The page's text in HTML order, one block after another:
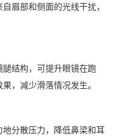
眉部和侧面的光线干扰，
结构，可提升眼镜在跑
，减少滑落情况发生。
分散压力，降低鼻梁和耳